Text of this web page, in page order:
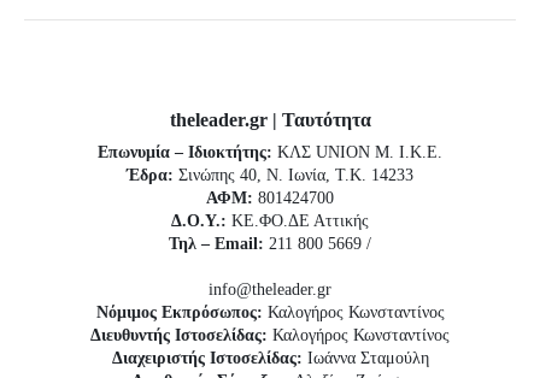
theleader.gr | Ταυτότητα
Επωνυμία – Ιδιοκτήτης: ΚΛΣ UNION Μ. Ι.Κ.Ε.
Έδρα: Σινώπης 40, Ν. Ιωνία, Τ.Κ. 14233
ΑΦΜ: 801424700
Δ.Ο.Υ.: ΚΕ.ΦΟ.ΔΕ Αττικής
Τηλ – Email: 211 800 5669 /
info@theleader.gr
Νόμιμος Εκπρόσωπος: Καλογήρος Κωνσταντίνος
Διευθυντής Ιστοσελίδας: Καλογήρος Κωνσταντίνος
Διαχειριστής Ιστοσελίδας: Ιωάννα Σταμούλη